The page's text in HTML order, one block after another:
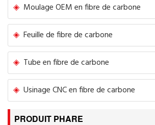
Moulage OEM en fibre de carbone
Feuille de fibre de carbone
Tube en fibre de carbone
Usinage CNC en fibre de carbone
PRODUIT PHARE